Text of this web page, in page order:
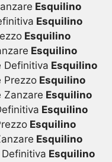
Esquilino
Esquilino
Esquilino
Esquilino
Definitiva Esquilino
Prezzo Esquilino
Zanzare Esquilino
Esquilino
Esquilino
Esquilino
Esquilino